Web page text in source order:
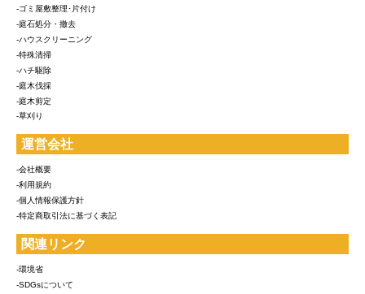
-ゴミ屋敷整理･片付け
-庭石処分・撤去
-ハウスクリーニング
-特殊清掃
-ハチ駆除
-庭木伐採
-庭木剪定
-草刈り
運営会社
-会社概要
-利用規約
-個人情報保護方針
-特定商取引法に基づく表記
関連リンク
-環境省
-SDGsについて